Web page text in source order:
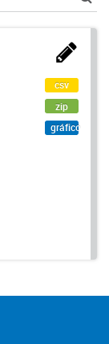
csv
zip
gráfico